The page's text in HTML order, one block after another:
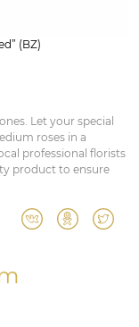
(BZ)
Let your special
roses in a
professional florists
product to ensure